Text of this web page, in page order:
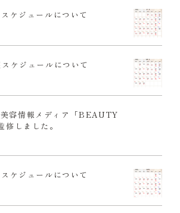
ケジュールについて
ケジュールについて
容情報メディア「BEAUTY
しました。
ケジュールについて